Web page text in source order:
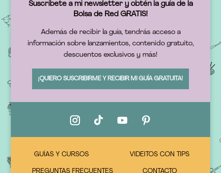
Suscríbete a mi newsletter y obtén la guía de la
Bolsa de Red GRATIS!
Además de recibir la guía, tendrás acceso a
información sobre lanzamientos, contenido gratuito,
descuentos exclusivos y más!
¡QUIERO SUSCRIBIRME Y RECIBIR MI GUÍA GRATUITA!
GUÍAS Y CURSOS VIDEITOS CON TIPS
PREGUNTAS FRECUENTES CONTACTO